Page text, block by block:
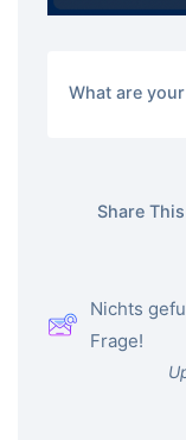
What are
Share
Nichts
Frage!